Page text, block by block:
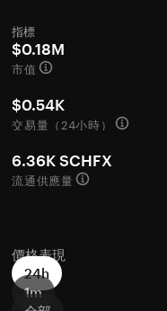
指標
$0.18M
市值
$0.54K
交易量（24小時）
6.36K SCHFX
流通供應量
價格表現
24h
1m